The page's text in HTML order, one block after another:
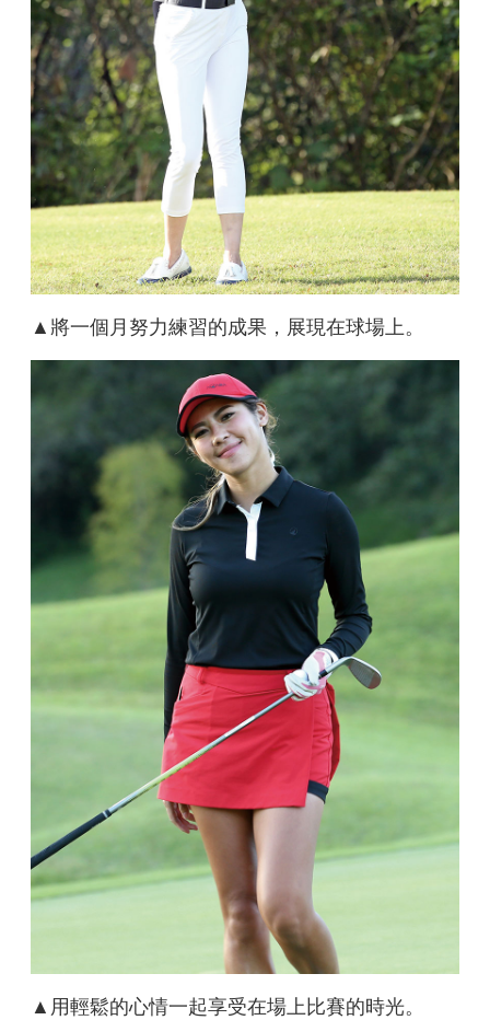
▲將一個月努力練習的成果，展現在球場上。
▲用輕鬆的心情一起享受在場上比賽的時光。